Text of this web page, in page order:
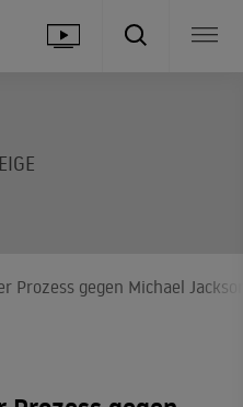
Prozess gegen Michael